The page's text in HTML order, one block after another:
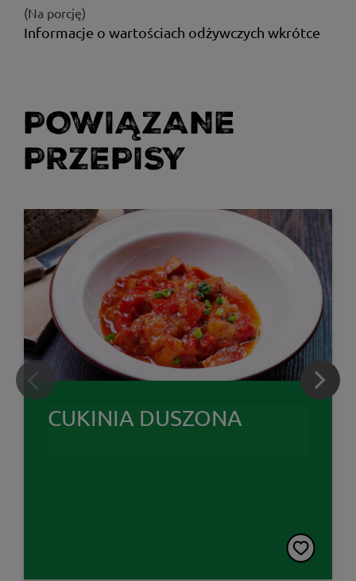
(Na porcję)
Informacje o wartościach odżywczych wkrótce
POWIĄZANE
PRZEPISY
CUKINIA DUSZONA